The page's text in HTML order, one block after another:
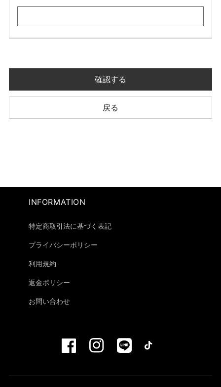
確認する
戻る
INFORMATION
特定商取引法に基づく表記
プライバシーポリシー
利用規約
返金ポリシー
お問い合わせ
I
V
T